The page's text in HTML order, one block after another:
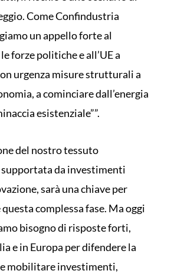
Come Confindustria
un appello forte al
forze politiche e all’UE a
urgenza misure strutturali a
a cominciare dall’energia
esistenziale””.
del nostro tessuto
da investimenti
sarà una chiave per
complessa fase. Ma oggi
bisogno di risposte forti,
e in Europa per difendere la
mobilitare investimenti,